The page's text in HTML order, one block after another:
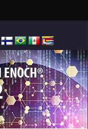
®